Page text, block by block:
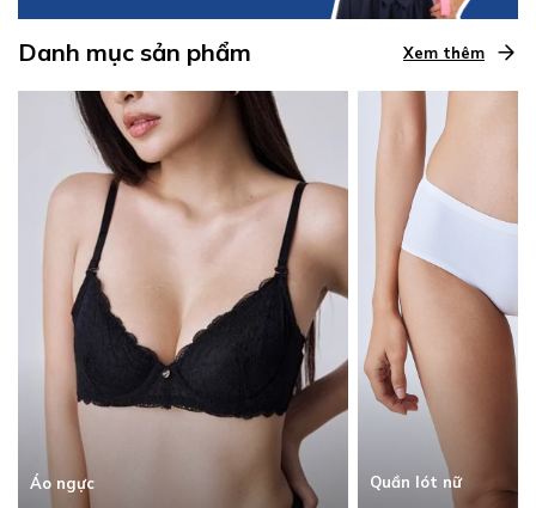
Danh mục sản phẩm Xem thêm
Áo ngực Quần lót nữ